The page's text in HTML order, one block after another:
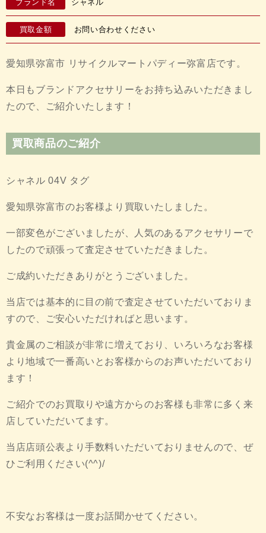
ブランド名 シャネル
買取金額 お問い合わせください
愛知県弥富市 リサイクルマートパディー弥富店です。
本日もブランドアクセサリーをお持ち込みいただきまし
たので、ご紹介いたします！
買取商品のご紹介
シャネル 04V タグ
愛知県弥富市のお客様より買取いたしました。
一部変色がございましたが、人気のあるアクセサリーで
したので頑張って査定させていただきました。
ご成約いただきありがとうございました。
当店では基本的に目の前で査定させていただいておりま
すので、ご安心いただければと思います。
貴金属のご相談が非常に増えており、いろいろなお客様
より地域で一番高いとお客様からのお声いただいており
ます！
ご紹介でのお買取りや遠方からのお客様も非常に多く来
店していただいてます。
当店店頭公表より手数料いただいておりませんので、ぜ
ひご利用ください(^^)/
不安なお客様は一度お話聞かせてください。